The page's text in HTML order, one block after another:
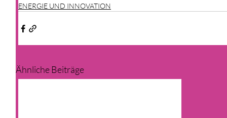
ENERGIE UND INNOVATION
Ähnliche Beiträge